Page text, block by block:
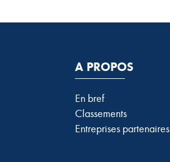
A PROPOS
En bref
Classements
Entreprises partenaires